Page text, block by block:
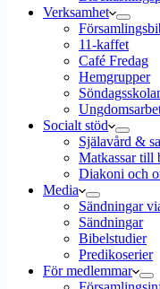
Verksamhet
11-kaffet
Café Fredag
Hemgrupper
Socialt stöd
Själavård &
Matkassar till
Diakoni och
Media
Sändningar
Sändningar
Bibelstudier
Predikoserier
För medlemmar